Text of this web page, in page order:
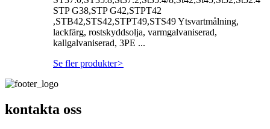
STP G38,STP G42,STPT42
,STB42,STS42,STPT49,STS49 Ytsvartmålning,
lackfärg, rostskyddsolja, varmgalvaniserad,
kallgalvaniserad, 3PE ...
Se fler produkter>
kontakta oss